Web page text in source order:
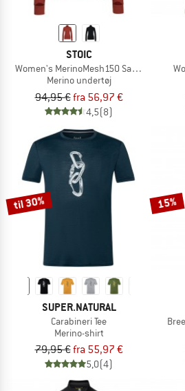
STOIC
Women's MerinoMesh150 SadjemSt. L/S
Merino undertøj
94,95 €fra 56,97 €
4,5(8)
til 30%
SUPER.NATURAL
Carabineri Tee
Merino-shirt
79,95 €fra 55,97 €
5,0(4)
15%